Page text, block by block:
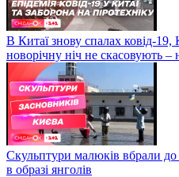
В Китаї знову спалах ковід-
новорічну ніч не скасовують –
Скульптури малюків вбрали до
в образі янголів